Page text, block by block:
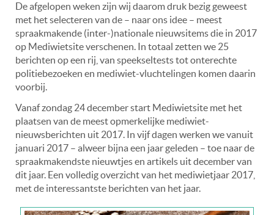
De afgelopen weken zijn wij daarom druk bezig geweest
met het selecteren van de – naar ons idee – meest
spraakmakende (inter-)nationale nieuwsitems die in 2017
op Mediwietsite verschenen. In totaal zetten we 25
berichten op een rij, van speekseltests tot onterechte
politiebezoeken en mediwiet-vluchtelingen komen daarin
voorbij.
Vanaf zondag 24 december start Mediwietsite met het
plaatsen van de meest opmerkelijke mediwiet-
nieuwsberichten uit 2017. In vijf dagen werken we vanuit
januari 2017 – alweer bijna een jaar geleden – toe naar de
spraakmakendste nieuwtjes en artikels uit december van
dit jaar. Een volledig overzicht van het mediwietjaar 2017,
met de interessantste berichten van het jaar.